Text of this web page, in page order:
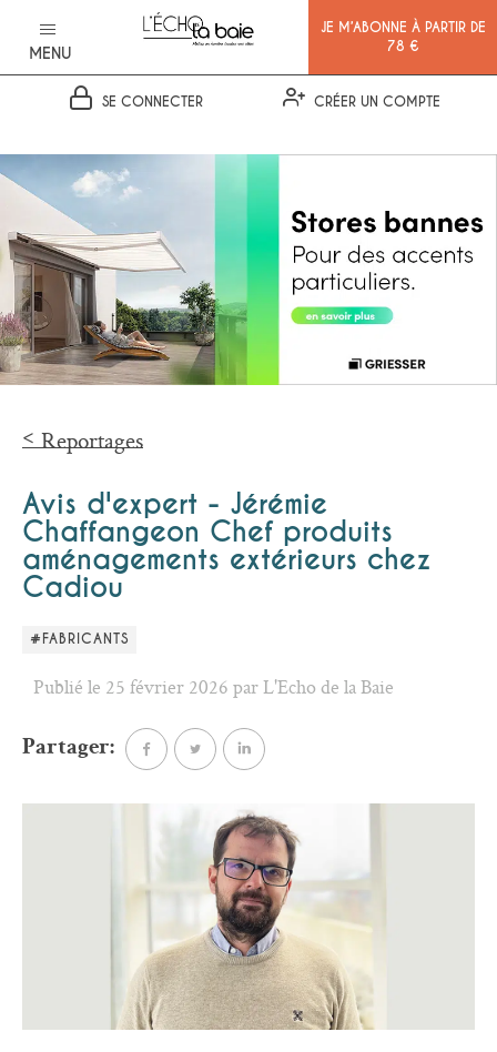
MENU
JE M’ABONNE À PARTIR DE
78 €
SE CONNECTER CRÉER UN COMPTE
Reportages
Avis d'expert - Jérémie
Chaffangeon Chef produits
aménagements extérieurs chez
Cadiou
#FABRICANTS
Publié le 25 février 2026 par L'Echo de la Baie
Partager: